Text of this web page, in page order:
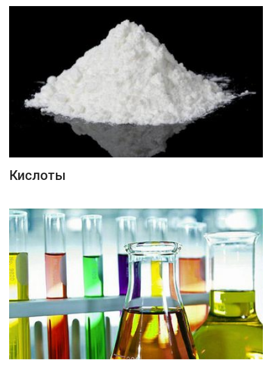
ПОДРОБНЕЕ
Кислоты
ПОДРОБНЕЕ